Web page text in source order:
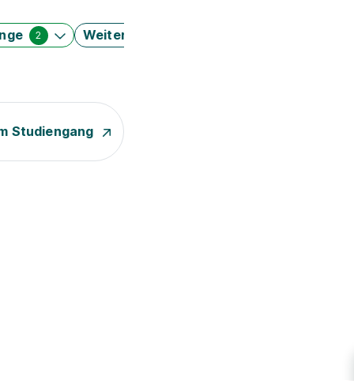
2 Weitere Filter
Studiengang